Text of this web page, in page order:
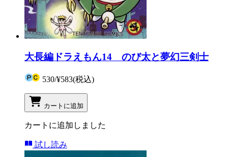
大長編ドラえもん14 のび太と夢幻三剣士
530/¥583(税込)
カートに追加
カートに追加しました
試し読み